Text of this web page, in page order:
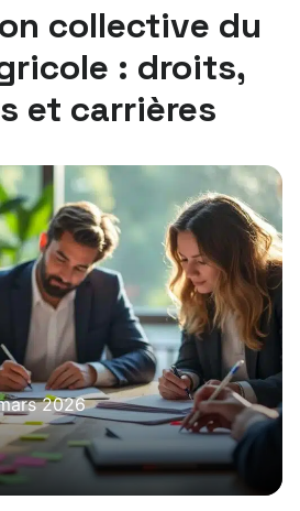
collective du
: droits,
et carrières
2026